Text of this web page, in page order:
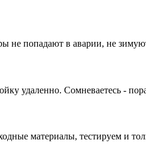
не попадают в аварии, не
удаленно. Сомневаетесь -
материалы, тестируем и